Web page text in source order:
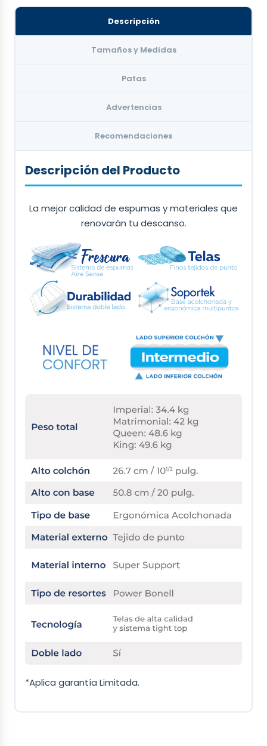
ATLANTIDA 110006591-9
tamaño del producto deseado.
*NO APLICA CUOTAS
Descripción
Tamaños y Medidas
Patas
Advertencias
Recomendaciones
Descripción del Producto
La mejor calidad de espumas y materiales que
renovarán tu descanso.
*Aplica garantía Limitada.